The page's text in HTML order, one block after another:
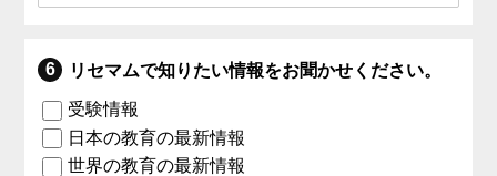
リセマムで知りたい情報をお聞かせください。
受験情報
日本の教育の最新情報
世界の教育の最新情報